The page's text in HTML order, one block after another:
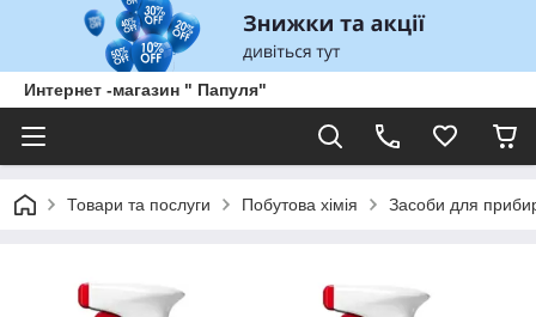
Интернет -магазин " Папуля"
Товари та послуги Побутова хімія Засоби для